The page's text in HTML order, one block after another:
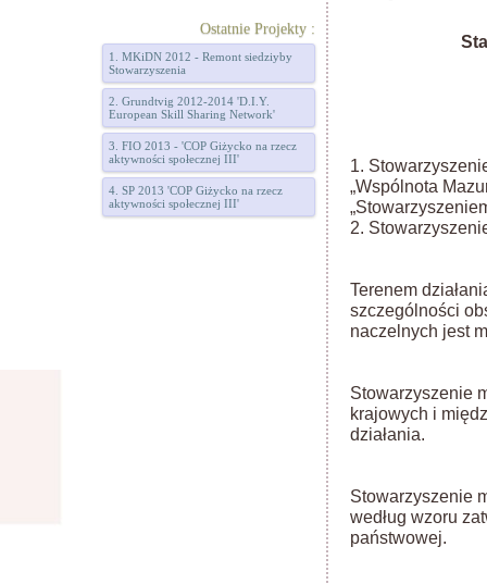
Ostatnie Projekty :
1. MKiDN 2012 - Remont siedziyby
Stowarzyszenia
2. Grundtvig 2012-2014 'D.I.Y.
European Skill Sharing Network'
3. FIO 2013 - 'COP Giżycko na rzecz
aktywności społecznej III'
4. SP 2013 'COP Giżycko na rzecz
aktywności społecznej III'
1.
„Wspólnota
2.
Terenem
szczególności
naczelnych jest
Stowarzyszenie
krajowych i
działania.
Stowarzyszenie
według wzoru
państwowej.